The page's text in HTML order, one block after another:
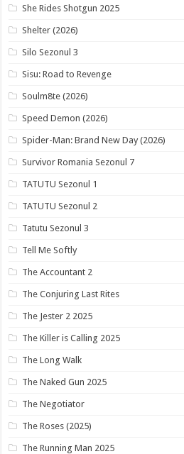
She Rides Shotgun 2025
Shelter (2026)
Silo Sezonul 3
Sisu: Road to Revenge
Soulm8te (2026)
Speed Demon (2026)
Spider-Man: Brand New Day (2026)
Survivor Romania Sezonul 7
TATUTU Sezonul 1
TATUTU Sezonul 2
Tatutu Sezonul 3
Tell Me Softly
The Accountant 2
The Conjuring Last Rites
The Jester 2 2025
The Killer is Calling 2025
The Long Walk
The Naked Gun 2025
The Negotiator
The Roses (2025)
The Running Man 2025